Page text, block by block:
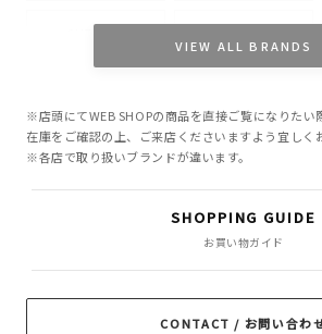
INCOMPLETE
TOKYO
Little Yarmouth
MASSES MINE
POLIQUANT
RADIALL RATS
VIEW ALL BRANDS
※店頭にてWEB SHOPの商品を直接ご覧になりたい
在庫をご確認の上、ご来店くださいますよう宜しく
※各店で取り扱いブランドが違います。
SHOPPING GUIDE
お買い物ガイド
CONTACT / お問い合わ